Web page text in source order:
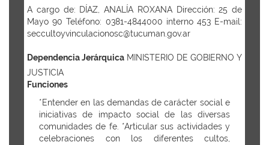
A cargo de: DÍAZ, ANALÍA ROXANA Dirección: 25 de
Mayo 90 Teléfono: 0381-4844000 interno 453 E-mail:
seccultoyvinculacionosc@tucuman.gov.ar
Dependencia Jerárquica MINISTERIO DE GOBIERNO Y
JUSTICIA
Funciones
*Entender en las demandas de carácter social e
iniciativas de impacto social de las diversas
comunidades de fe. *Articular sus actividades y
celebraciones con los diferentes cultos,